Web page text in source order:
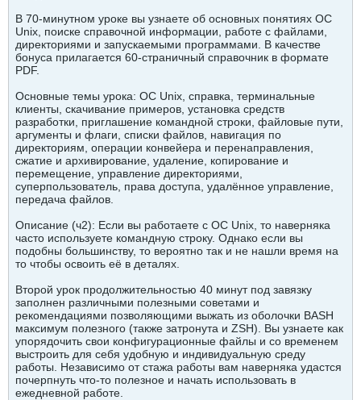
В 70-минутном уроке вы узнаете об основных понятиях ОС
Unix, поиске справочной информации, работе с файлами,
директориями и запускаемыми программами. В качестве
бонуса прилагается 60-страничный справочник в формате
PDF.
Основные темы урока: ОС Unix, справка, терминальные
клиенты, скачивание примеров, установка средств
разработки, приглашение командной строки, файловые пути,
аргументы и флаги, списки файлов, навигация по
директориям, операции конвейера и перенаправления,
сжатие и архивирование, удаление, копирование и
перемещение, управление директориями,
суперпользователь, права доступа, удалённое управление,
передача файлов.
Описание (ч2): Если вы работаете с ОС Unix, то наверняка
часто используете командную строку. Однако если вы
подобны большинству, то вероятно так и не нашли время на
то чтобы освоить её в деталях.
Второй урок продолжительностью 40 минут под завязку
заполнен различными полезными советами и
рекомендациями позволяющими выжать из оболочки BASH
максимум полезного (также затронута и ZSH). Вы узнаете как
упорядочить свои конфигурационные файлы и со временем
выстроить для себя удобную и индивидуальную среду
работы. Независимо от стажа работы вам наверняка удастся
почерпнуть что-то полезное и начать использовать в
ежедневной работе.